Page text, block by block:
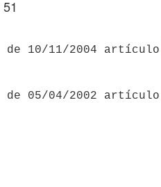
de 10/11/2004 artículo
de 05/04/2002 artículo